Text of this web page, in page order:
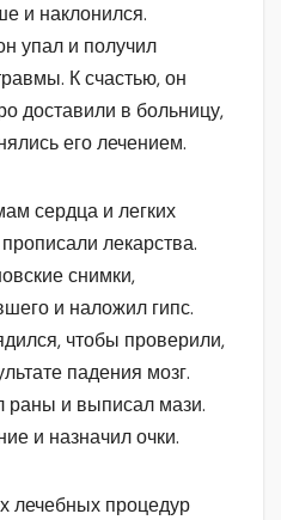
и наклонился.
упал и получил
К счастью, он
доставили в больницу,
его лечением.
сердца и легких
лекарства.
снимки,
и наложил гипс.
чтобы проверили,
падения мозг.
раны и выписал мази.
и назначил очки.
лечебных процедур